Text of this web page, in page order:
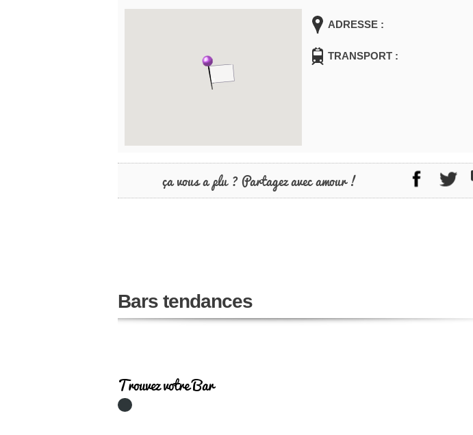
ADRESSE :
TRANSPORT :
ça vous a plu ? Partagez avec amour !
Bars tendances
Trouvez votre Bar